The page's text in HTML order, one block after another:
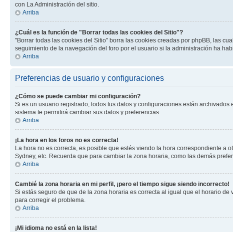
con La Administración del sitio.
Arriba
¿Cuál es la función de "Borrar todas las cookies del Sitio"?
"Borrar todas las cookies del Sitio" borra las cookies creadas por phpBB, las
seguimiento de la navegación del foro por el usuario si la administración ha
Arriba
Preferencias de usuario y configuraciones
¿Cómo se puede cambiar mi configuración?
Si es un usuario registrado, todos tus datos y configuraciones están
sistema te permitirá cambiar sus datos y preferencias.
Arriba
¡La hora en los foros no es correcta!
La hora no es correcta, es posible que estés viendo la hora correspondiente a
Sydney, etc. Recuerda que para cambiar la zona horaria, como las demás
Arriba
Cambié la zona horaria en mi perfil, ¡pero el tiempo sigue siendo incorrecto!
Si estás seguro de que de la zona horaria es correcta al igual que el horario
para corregir el problema.
Arriba
¡Mi idioma no está en la lista!